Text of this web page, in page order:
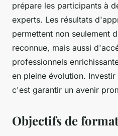
prépare les participants à
experts. Les résultats
permettent non seulement
reconnue, mais aussi
professionnels
en pleine évolution.
c'est garantir un avenir
Objectifs de